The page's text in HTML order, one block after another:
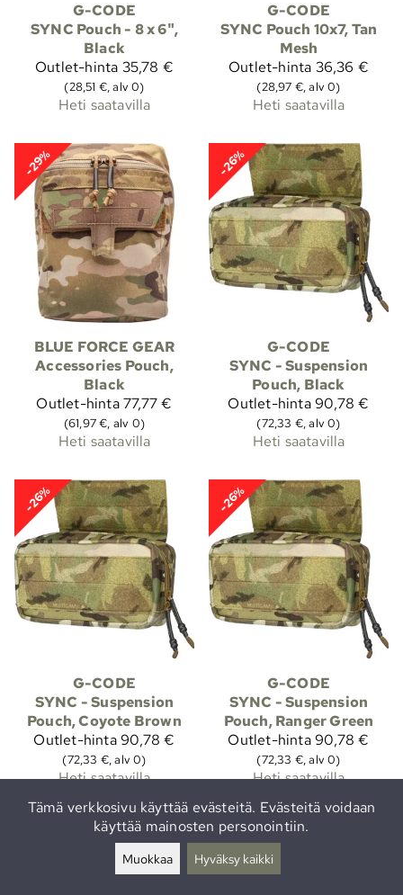
G-CODE
SYNC Pouch - 8 x 6",
Black
Outlet-hinta 35,78 €
(28,51 €, alv 0)
Heti saatavilla
G-CODE
SYNC Pouch 10x7, Tan
Mesh
Outlet-hinta 36,36 €
(28,97 €, alv 0)
Heti saatavilla
-29%
BLUE FORCE GEAR
Accessories Pouch,
Black
Outlet-hinta77,77 €
(61,97 €, alv 0)
Heti saatavilla
-26%
G-CODE
SYNC - Suspension
Pouch, Black
Outlet-hinta90,78 €
(72,33 €, alv 0)
Heti saatavilla
-26%
G-CODE
SYNC - Suspension
Pouch, Coyote Brown
Outlet-hinta90,78 €
(72,33 €, alv 0)
Heti saatavilla
-26%
G-CODE
SYNC - Suspension
Pouch, Ranger Green
Outlet-hinta90,78 €
(72,33 €, alv 0)
Heti saatavilla
Tämä verkkosivu käyttää evästeitä. Evästeitä voidaan
käyttää mainosten personointiin.
Muokkaa Hyväksy kaikki